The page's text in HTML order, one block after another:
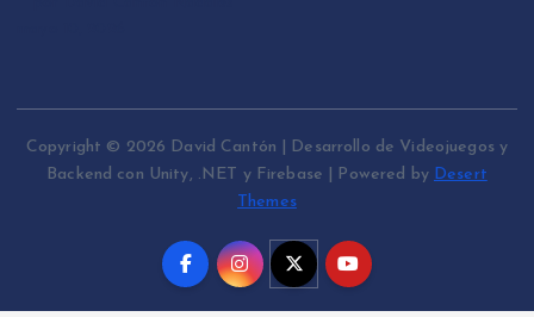
Copyright © 2026 David Cantón | Desarrollo de Videojuegos y
Backend con Unity, .NET y Firebase | Powered by Desert
Themes